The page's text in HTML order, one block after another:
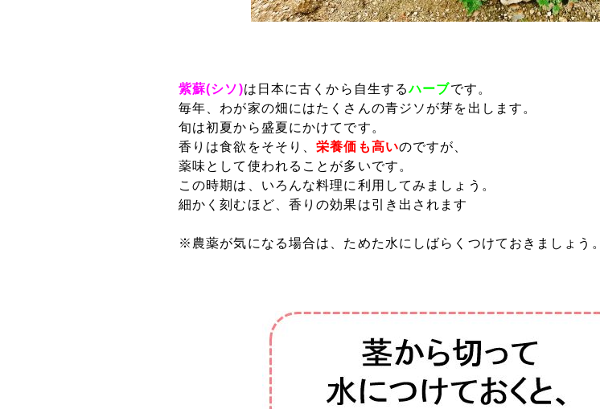
紫蘇(シソ)は日本に古くから自生するハーブです。
毎年、わが家の畑にはたくさんの青ジソが芽を出します。
旬は初夏から盛夏にかけてです。
香りは食欲をそそり、栄養価も高いのですが、
薬味として使われることが多いです。
この時期は、いろんな料理に利用してみましょう。
細かく刻むほど、香りの効果は引き出されます
※農薬が気になる場合は、ためた水にしばらくつけておきましょう。